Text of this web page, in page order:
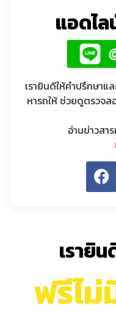
เรายิ
ฟรีไม่
แอดไล
เรายินดีให้คำปรึกษาแล
หารถให้ ช่วยดูตรวจ
อ่านข่าวสา